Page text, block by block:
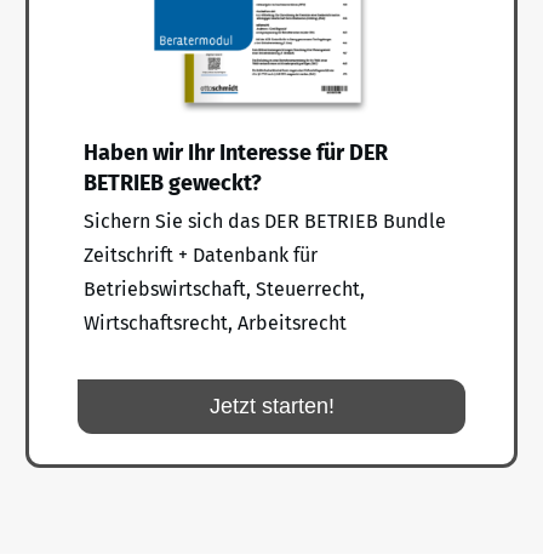
Haben wir Ihr Interesse für DER
BETRIEB geweckt?
Sichern Sie sich das DER BETRIEB Bundle
Zeitschrift + Datenbank für
Betriebswirtschaft, Steuerrecht,
Wirtschaftsrecht, Arbeitsrecht
Jetzt starten!